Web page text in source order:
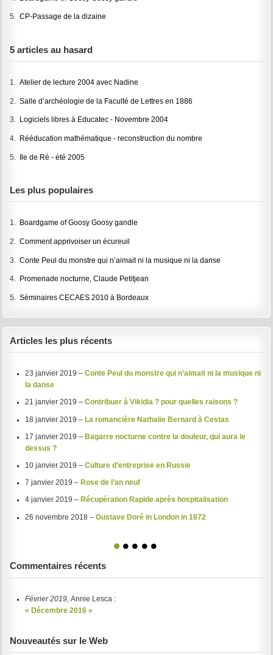
5.CP-Passage de la dizaine
5 articles au hasard
1.Atelier de lecture 2004 avec Nadine
2.Salle d’archéologie de la Faculté de Lettres en 1886
3. Logiciels libres à Educatec - Novembre 2004
4. Rééducation mathématique - reconstruction du nombre
5. Ile de Ré - été 2005
Les plus populaires
1. Boardgame of Goosy Goosy gandle
2.Comment apprivoiser un écureuil
3.Conte Peul du monstre qui n’aimait ni la musique ni la danse
4. Promenade nocturne, Claude Petitjean
5.Séminaires CECAES 2010 à Bordeaux
Articles les plus récents
23 janvier 2019 – Conte Peul du monstre qui n’aimait ni la musique ni
la danse
21 janvier 2019 – Contribuer à Vikidia ? pour quelles raisons ?
18 janvier 2019 – La romancière Nathalie Bernard à Cestas
17 janvier 2019 – Bagarre nocturne contre la douleur, qui aura le
dessus ?
10 janvier 2019 – Culture d’entreprise en Russie
7 janvier 2019 – Rose de l’an neuf
4 janvier 2019 – Récupération Rapide après hospitalisation
26 novembre 2018 – Gustave Doré in London in 1872
1 2 3 4 5
Commentaires récents
Février 2019, Annie Lesca :
« Décembre 2016 »
Nouveautés sur le Web